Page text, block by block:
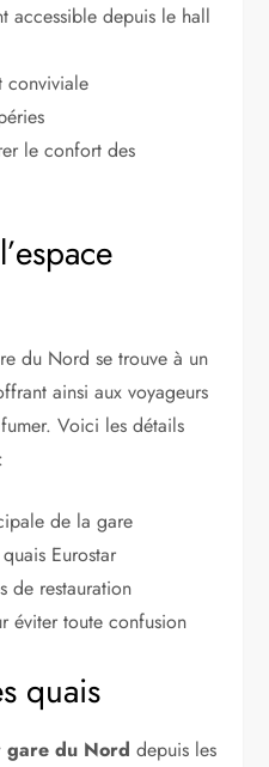
accessible depuis le hall
conviviale
le confort des
du Nord se trouve à un
ainsi aux voyageurs
Voici les détails
de la gare
Eurostar
de restauration
éviter toute confusion
quais
gare du Nord depuis les